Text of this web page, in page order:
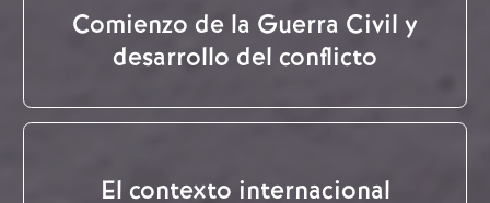
Comienzo de la Guerra Civil y
desarrollo del conflicto
El contexto internacional